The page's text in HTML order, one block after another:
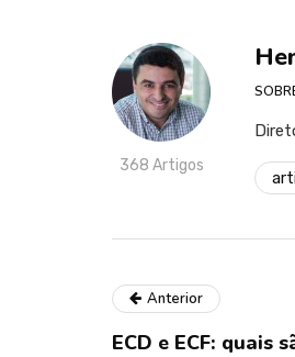
368 Artigos
Anterior
ECD e ECF: quais